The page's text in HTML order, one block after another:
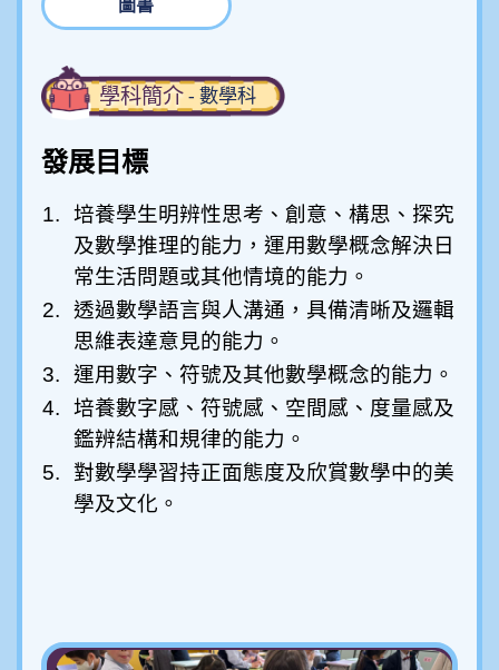
圖書
學科簡介- 數學科
發展目標
1.
培養學生明辨性思考、創意、構思、探究
及數學推理的能力，運用數學概念解決日
常生活問題或其他情境的能力。
2.
透過數學語言與人溝通，具備清晰及邏輯
思維表達意見的能力。
3.
運用數字、符號及其他數學概念的能力。
4.
培養數字感、符號感、空間感、度量感及
鑑辨結構和規律的能力。
5.
對數學學習持正面態度及欣賞數學中的美
學及文化。